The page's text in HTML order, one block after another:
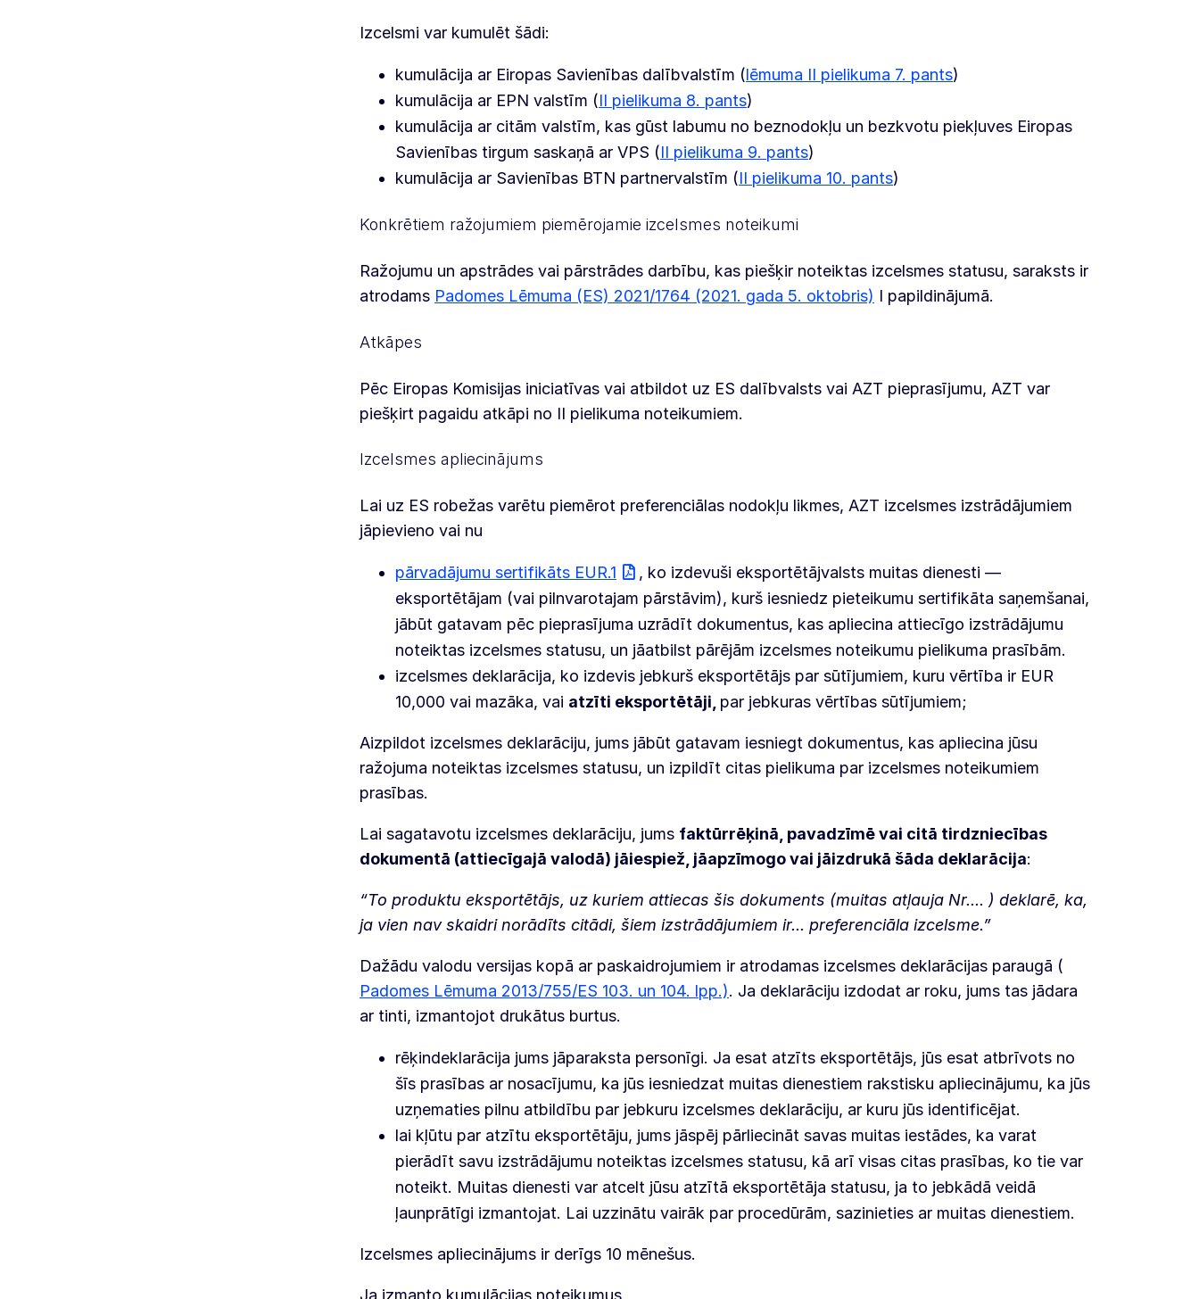
Izcelsmi var kumulēt šādi:
kumulācija ar Eiropas Savienības dalībvalstīm (lēmuma II pielikuma 7. pants)
kumulācija ar EPN valstīm (II pielikuma 8. pants)
kumulācija ar citām valstīm, kas gūst labumu no beznodokļu un bezkvotu piekļuves Eiropas
Savienības tirgum saskaņā ar VPS (II pielikuma 9. pants)
kumulācija ar Savienības BTN partnervalstīm (II pielikuma 10. pants)
Konkrētiem ražojumiem piemērojamie izcelsmes noteikumi
Ražojumu un apstrādes vai pārstrādes darbību, kas piešķir noteiktas izcelsmes statusu, saraksts ir
atrodams Padomes Lēmuma (ES) 2021/1764 (2021. gada 5. oktobris) I papildinājumā.
Atkāpes
Pēc Eiropas Komisijas iniciatīvas vai atbildot uz ES dalībvalsts vai AZT pieprasījumu, AZT var
piešķirt pagaidu atkāpi no II pielikuma noteikumiem.
Izcelsmes apliecinājums
Lai uz ES robežas varētu piemērot preferenciālas nodokļu likmes, AZT izcelsmes izstrādājumiem
jāpievieno vai nu
pārvadājumu sertifikāts EUR.1
, ko izdevuši eksportētājvalsts muitas dienesti —
eksportētājam (vai pilnvarotajam pārstāvim), kurš iesniedz pieteikumu sertifikāta saņemšanai,
jābūt gatavam pēc pieprasījuma uzrādīt dokumentus, kas apliecina attiecīgo izstrādājumu
noteiktas izcelsmes statusu, un jāatbilst pārējām izcelsmes noteikumu pielikuma prasībām.
izcelsmes deklarācija, ko izdevis jebkurš eksportētājs par sūtījumiem, kuru vērtība ir EUR
10,000 vai mazāka, vai atzīti eksportētāji, par jebkuras vērtības sūtījumiem;
Aizpildot izcelsmes deklarāciju, jums jābūt gatavam iesniegt dokumentus, kas apliecina jūsu
ražojuma noteiktas izcelsmes statusu, un izpildīt citas pielikuma par izcelsmes noteikumiem
prasības.
Lai sagatavotu izcelsmes deklarāciju, jums faktūrrēķinā, pavadzīmē vai citā tirdzniecības
dokumentā (attiecīgajā valodā) jāiespiež, jāapzīmogo vai jāizdrukā šāda deklarācija:
“To produktu eksportētājs, uz kuriem attiecas šis dokuments (muitas atļauja Nr.... ) deklarē, ka,
ja vien nav skaidri norādīts citādi, šiem izstrādājumiem ir... preferenciāla izcelsme.”
Dažādu valodu versijas kopā ar paskaidrojumiem ir atrodamas izcelsmes deklarācijas paraugā (
Padomes Lēmuma 2013/755/ES 103. un 104. lpp.). Ja deklarāciju izdodat ar roku, jums tas jādara
ar tinti, izmantojot drukātus burtus.
rēķindeklarācija jums jāparaksta personīgi. Ja esat atzīts eksportētājs, jūs esat atbrīvots no
šīs prasības ar nosacījumu, ka jūs iesniedzat muitas dienestiem rakstisku apliecinājumu, ka jūs
uzņematies pilnu atbildību par jebkuru izcelsmes deklarāciju, ar kuru jūs identificējat.
lai kļūtu par atzītu eksportētāju, jums jāspēj pārliecināt savas muitas iestādes, ka varat
pierādīt savu izstrādājumu noteiktas izcelsmes statusu, kā arī visas citas prasības, ko tie var
noteikt. Muitas dienesti var atcelt jūsu atzītā eksportētāja statusu, ja to jebkādā veidā
ļaunprātīgi izmantojat. Lai uzzinātu vairāk par procedūrām, sazinieties ar muitas dienestiem.
Izcelsmes apliecinājums ir derīgs 10 mēnešus.